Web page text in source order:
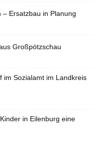
Ersatzbau in Planung
Großpötzschau
im Sozialamt im Landkreis
in Eilenburg eine